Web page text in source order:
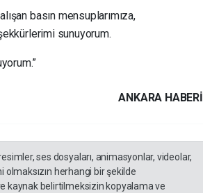
basın mensuplarımıza,
sunuyorum.
ANKARA HABERİ
ses dosyaları, animasyonlar, videolar,
olmaksızın herhangi bir şekilde
kaynak belirtilmeksizin kopyalama ve